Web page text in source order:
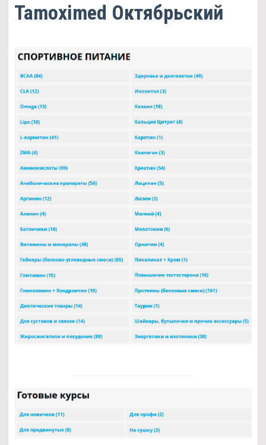
Tamoximed Октябрьский